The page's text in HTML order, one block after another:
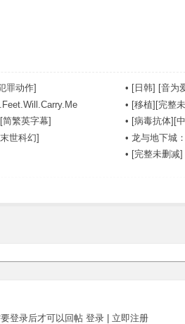
罪动作] • [日韩] [音为
• [移植][完整
繁英字幕] • [病毒抗体][
世科幻] • 龙与地下城
• [完整未删减
登录后才可以回帖 登录| 立即注册